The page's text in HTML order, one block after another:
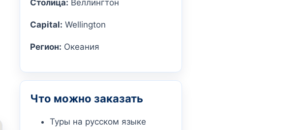
Столица: Веллингтон
Capital: Wellington
Регион: Океания
Что можно заказать
Туры на русском языке